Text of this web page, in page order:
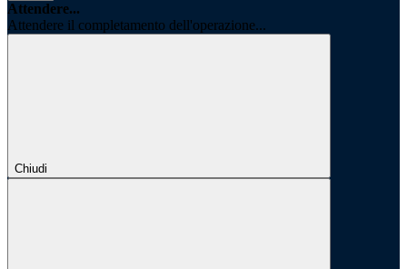
Attendere...
Attendere il completamento dell'operazione...
Chiudi